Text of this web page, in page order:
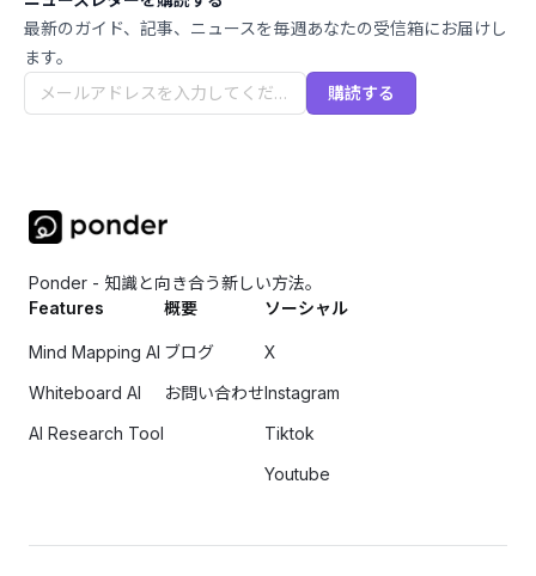
最新のガイド、記事、ニュースを毎週あなたの受信箱にお届けし
ます。
購読する
Ponder - 知識と向き合う新しい方法。
Features
Mind Mapping AI
Whiteboard AI
AI Research Tool
概要
ブログ
お問い合わせ
ソーシャル
X
Instagram
Tiktok
Youtube